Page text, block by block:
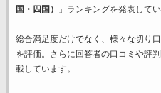
国・四国）
」ランキングを発表してい
総合満足度だけでなく、様々な切り口
を評価。さらに回答者の口コミや評
載しています。